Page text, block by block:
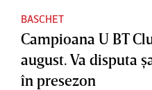
BASCHET
Campioana U BT
august. Va disputa
în presezon